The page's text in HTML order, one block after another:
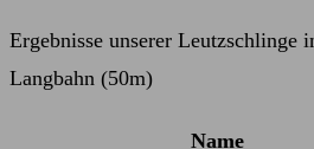
Ergebnisse unserer Leutzschlinge
Langbahn (50m)
Name